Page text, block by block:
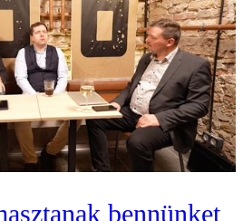
bennünket